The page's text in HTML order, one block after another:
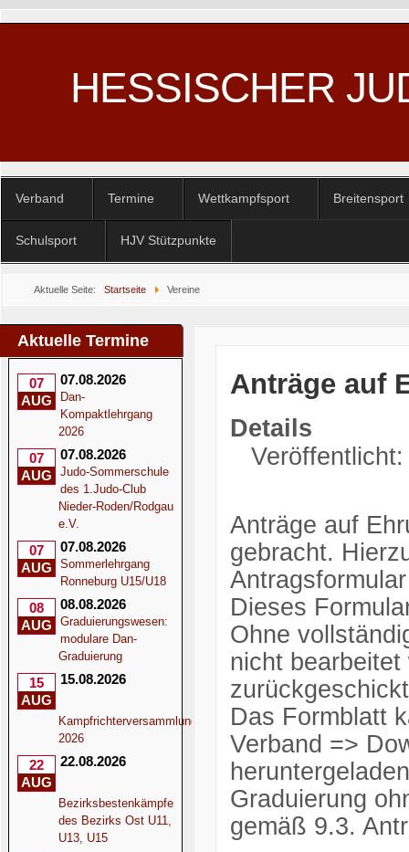
HESSISCHER
Verband Termine Wettkampfsport Breitensport
Schulsport HJV Stützpunkte
Aktuelle Seite: Startseite Vereine
Aktuelle Termine
07
AUG
07.08.2026
Dan-
Kompaktlehrgang
2026
07
AUG
07.08.2026
Judo-Sommerschule
des 1.Judo-Club
Nieder-Roden/Rodgau
e.V.
07
AUG
07.08.2026
Sommerlehrgang
Ronneburg U15/U18
08
AUG
08.08.2026
Graduierungswesen:
modulare Dan-
Graduierung
15
AUG
15.08.2026
Kampfrichterversammlung
2026
22
AUG
22.08.2026
Bezirksbestenkämpfe
des Bezirks Ost U11,
U13, U15
Anträge auf
Details
Anträge auf
gebracht.
Dieses
Ohne
nicht
Das Formblatt
Verband =>
Graduierung
gemäß 9.3.